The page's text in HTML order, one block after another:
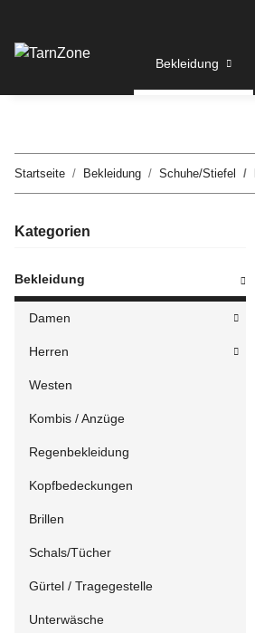
Bekleidung
Startseite Bekleidung Schuhe/Stiefel
Kategorien
Bekleidung
Damen
Herren
Westen
Kombis / Anzüge
Regenbekleidung
Kopfbedeckungen
Brillen
Schals/Tücher
Gürtel / Tragegestelle
Unterwäsche